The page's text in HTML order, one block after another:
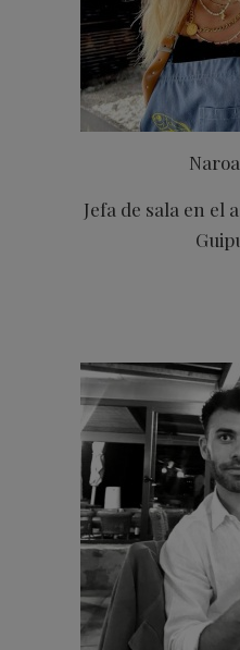
Jefa de sala en el